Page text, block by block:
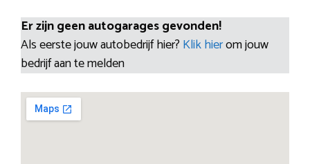
Er zijn geen autogarages gevonden!
Als eerste jouw autobedrijf hier? Klik hierom jouw
bedrijf aan te melden